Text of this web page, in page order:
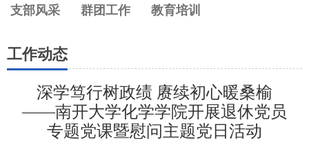
支部风采 群团工作 教育培训
工作动态
深学笃行树政绩 赓续初心暖桑榆
——南开大学化学学院开展退休党员
专题党课暨慰问主题党日活动